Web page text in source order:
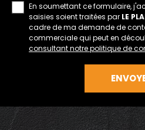
En soumettant ce formulaire,
saisies soient traitées par LE
cadre de ma demande de
commerciale qui peut en
consultant notre politique de